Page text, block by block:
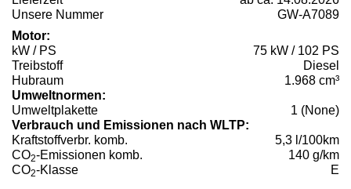
Unsere Nummer
GW-A7089
Motor:
kW / PS
75 kW / 102 PS
Treibstoff
Diesel
Hubraum
1.968 cm³
Umweltnormen:
Umweltplakette
1 (None)
Verbrauch und Emissionen nach WLTP:
Kraftstoffverbr. komb.
5,3 l/100km
CO2-Emissionen komb.
140 g/km
CO2-Klasse E